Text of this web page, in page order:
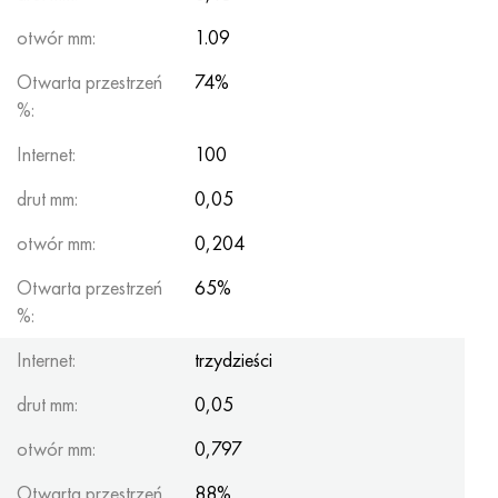
otwór mm:
1.09
Otwarta przestrzeń
%:
74%
Internet:
100
drut mm:
0,05
otwór mm:
0,204
Otwarta przestrzeń
%:
65%
Internet:
trzydzieści
drut mm:
0,05
otwór mm:
0,797
Hastelloy C2000
Hastelloy 3
Udimet 500
Udimet 720
45X, 45h, 1,7035
45HN2MFA, k2425, 45hnmf